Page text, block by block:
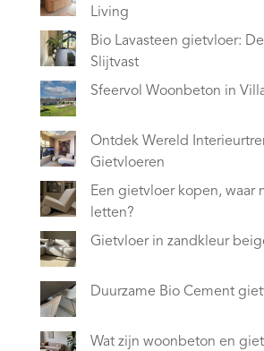
Living
Bio Lavasteen gietvloer:
Slijtvast
Sfeervol Woonbeton in
Ontdek Wereld
Gietvloeren
Een gietvloer kopen, waar
letten?
Gietvloer in zandkleur
Duurzame Bio Cement
Wat zijn woonbeton en